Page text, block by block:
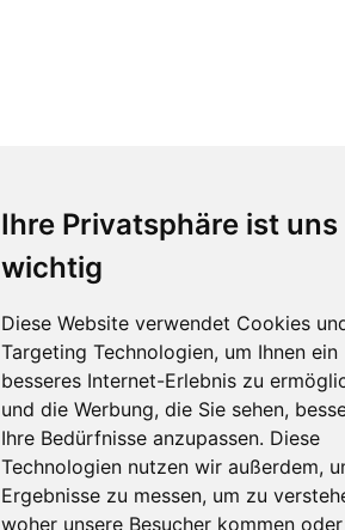
Ihre Privatsphäre ist uns
wichtig
Diese Website verwendet Cookies
Targeting Technologien, um Ihnen ein
besseres Internet-Erlebnis zu
und die Werbung, die Sie sehen,
Ihre Bedürfnisse anzupassen. Diese
Technologien nutzen wir außerdem,
Ergebnisse zu messen, um zu
woher unsere Besucher kommen